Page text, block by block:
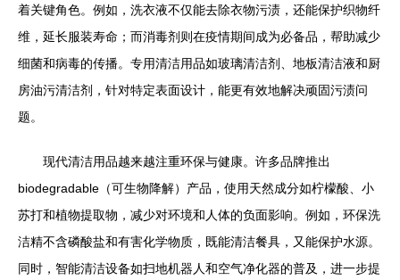
着关键角色。例如，洗衣液不仅能去除衣物污渍，还能保护织物纤
维，延长服装寿命；而消毒剂则在疫情期间成为必备品，帮助减少
细菌和病毒的传播。专用清洁用品如玻璃清洁剂、地板清洁液和厨
房油污清洁剂，针对特定表面设计，能更有效地解决顽固污渍问
题。
现代清洁用品越来越注重环保与健康。许多品牌推出
biodegradable（可生物降解）产品，使用天然成分如柠檬酸、小
苏打和植物提取物，减少对环境和人体的负面影响。例如，环保洗
洁精不含磷酸盐和有害化学物质，既能清洁餐具，又能保护水源。
同时，智能清洁设备如扫地机器人和空气净化器的普及，进一步提